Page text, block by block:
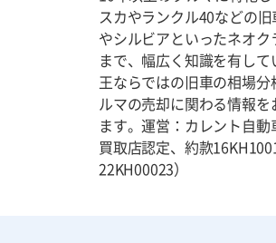
スカやランクル40などの
やシルビアといったネオク
まで、幅広く知識を有し
王ならではの旧車の相場分
ルマの売却に関わる情報を
ます。運営：カレント自動
買取店認定、約款
22KH00023）